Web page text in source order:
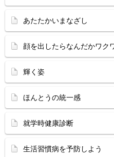
あたたかいまなざし
顔を出したらなんだかワク
輝く姿
ほんとうの統一感
就学時健康診断
生活習慣病を予防しよう